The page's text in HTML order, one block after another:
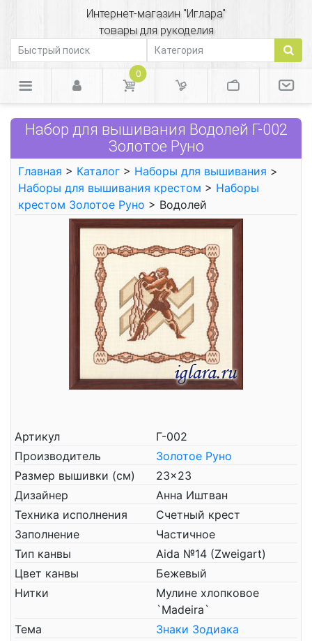
Интернет-магазин "Иглара"
товары для рукоделия
0
Набор для вышивания Водолей Г-002
Золотое Руно
Главная > Каталог > Наборы для вышивания >
Наборы для вышивания крестом > Наборы
крестом Золотое Руно > Водолей
Артикул
Г-002
Производитель
Золотое Руно
Размер вышивки (см)
23x23
Дизайнер
Анна Иштван
Техника исполнения
Счетный крест
Заполнение
Частичное
Тип канвы
Aida №14 (Zweigart)
Цвет канвы
Бежевый
Нитки
Мулине хлопковое
`Madeira`
Тема
Знаки Зодиака